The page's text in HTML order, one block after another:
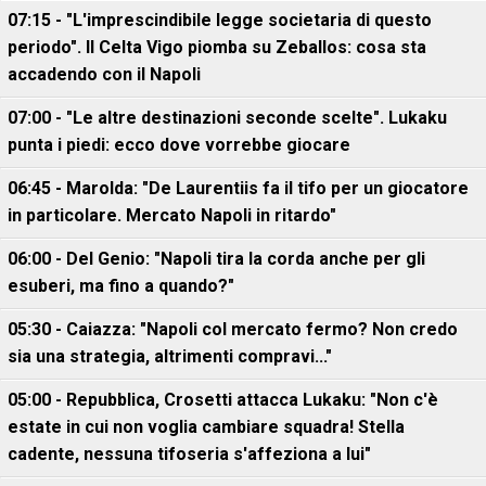
07:15 - "L'imprescindibile legge societaria di questo
periodo". Il Celta Vigo piomba su Zeballos: cosa sta
accadendo con il Napoli
07:00 - "Le altre destinazioni seconde scelte". Lukaku
punta i piedi: ecco dove vorrebbe giocare
06:45 - Marolda: "De Laurentiis fa il tifo per un giocatore
in particolare. Mercato Napoli in ritardo"
06:00 - Del Genio: "Napoli tira la corda anche per gli
esuberi, ma fino a quando?"
05:30 - Caiazza: "Napoli col mercato fermo? Non credo
sia una strategia, altrimenti compravi..."
05:00 - Repubblica, Crosetti attacca Lukaku: "Non c'è
estate in cui non voglia cambiare squadra! Stella
cadente, nessuna tifoseria s'affeziona a lui"